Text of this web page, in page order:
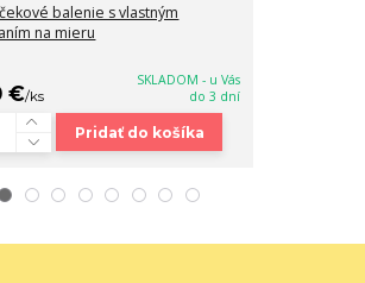
balenie s vlastným
na mieru
€/ks
SKLADOM - u Vás
do 3 dní
Pridať do košíka